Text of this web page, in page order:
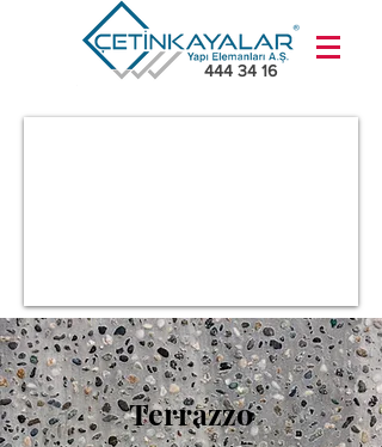
444 34 16
Terrazzo